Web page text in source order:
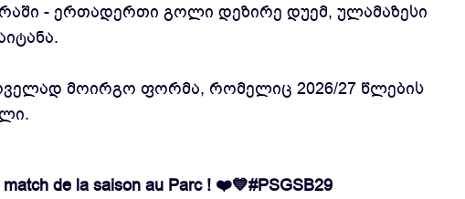
- ერთადერთი გოლი დეზირე დუემ, ულამაზესი
მოირგო ფორმა, რომელიც 2026/27 წლების
de la saison au Parc ! ❤️💙#PSGSB29